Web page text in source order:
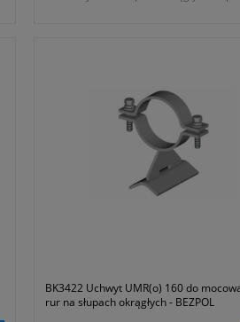
BK3422 Uchwyt UMR(o) 160 do
rur na słupach okrągłych - BEZPOL